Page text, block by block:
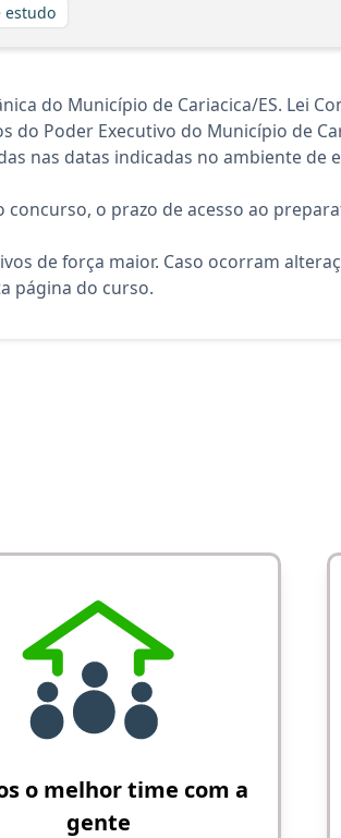
estudo
do Município de Cariacica/ES. Lei
do Poder Executivo do Município de
nas datas indicadas no ambiente de
o prazo de acesso ao
de força maior. Caso ocorram
página do curso.
o melhor time com a
gente